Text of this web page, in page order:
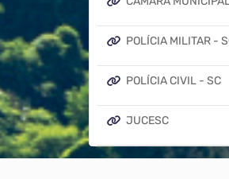
POLÍCIA MILITAR -
POLÍCIA CIVIL - SC
JUCESC
LEIS MUNICIPAIS